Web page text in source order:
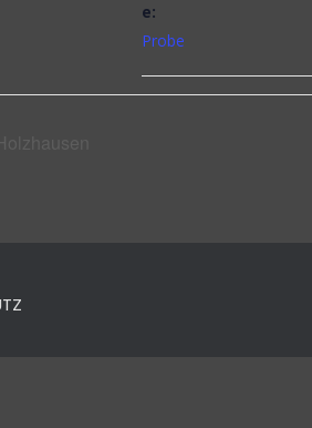
e:
Probe